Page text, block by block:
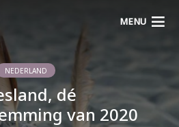
MENU
NEDERLAND
dé
van 2020